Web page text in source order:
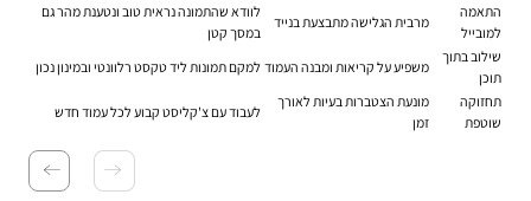
התאמה
למובייל
מרבית הגלישה מתבצעת בנייד
לוודא שהתמונה נראית טוב ונטענת מהר גם
במסך קטן
שילוב בתוך
תוכן
משפיע על קריאות ומבנה העמוד למקם תמונות ליד טקסט רלוונטי ובמינון נכון
תחזוקה
שוטפת
מונעת הצטברות בעיות לאורך
זמן
לעבוד עם צ'קליסט קבוע לכל עמוד חדש